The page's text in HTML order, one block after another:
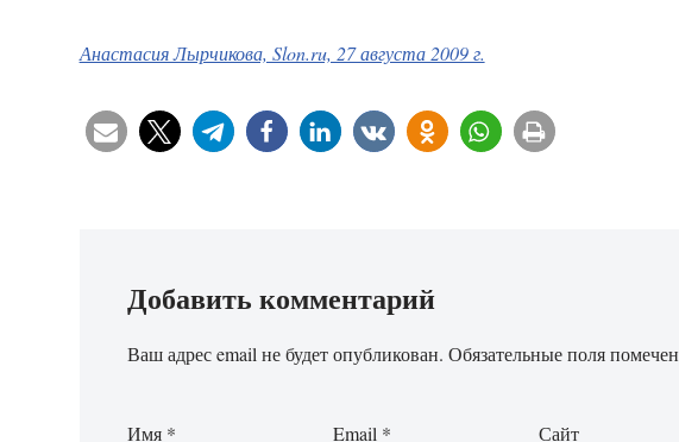
Анастасия Лырчикова, Slon.ru, 27 августа 2009 г.
Добавить комментарий
Ваш адрес email не будет опубликован. Обязательные поля
Имя * Email * Сайт